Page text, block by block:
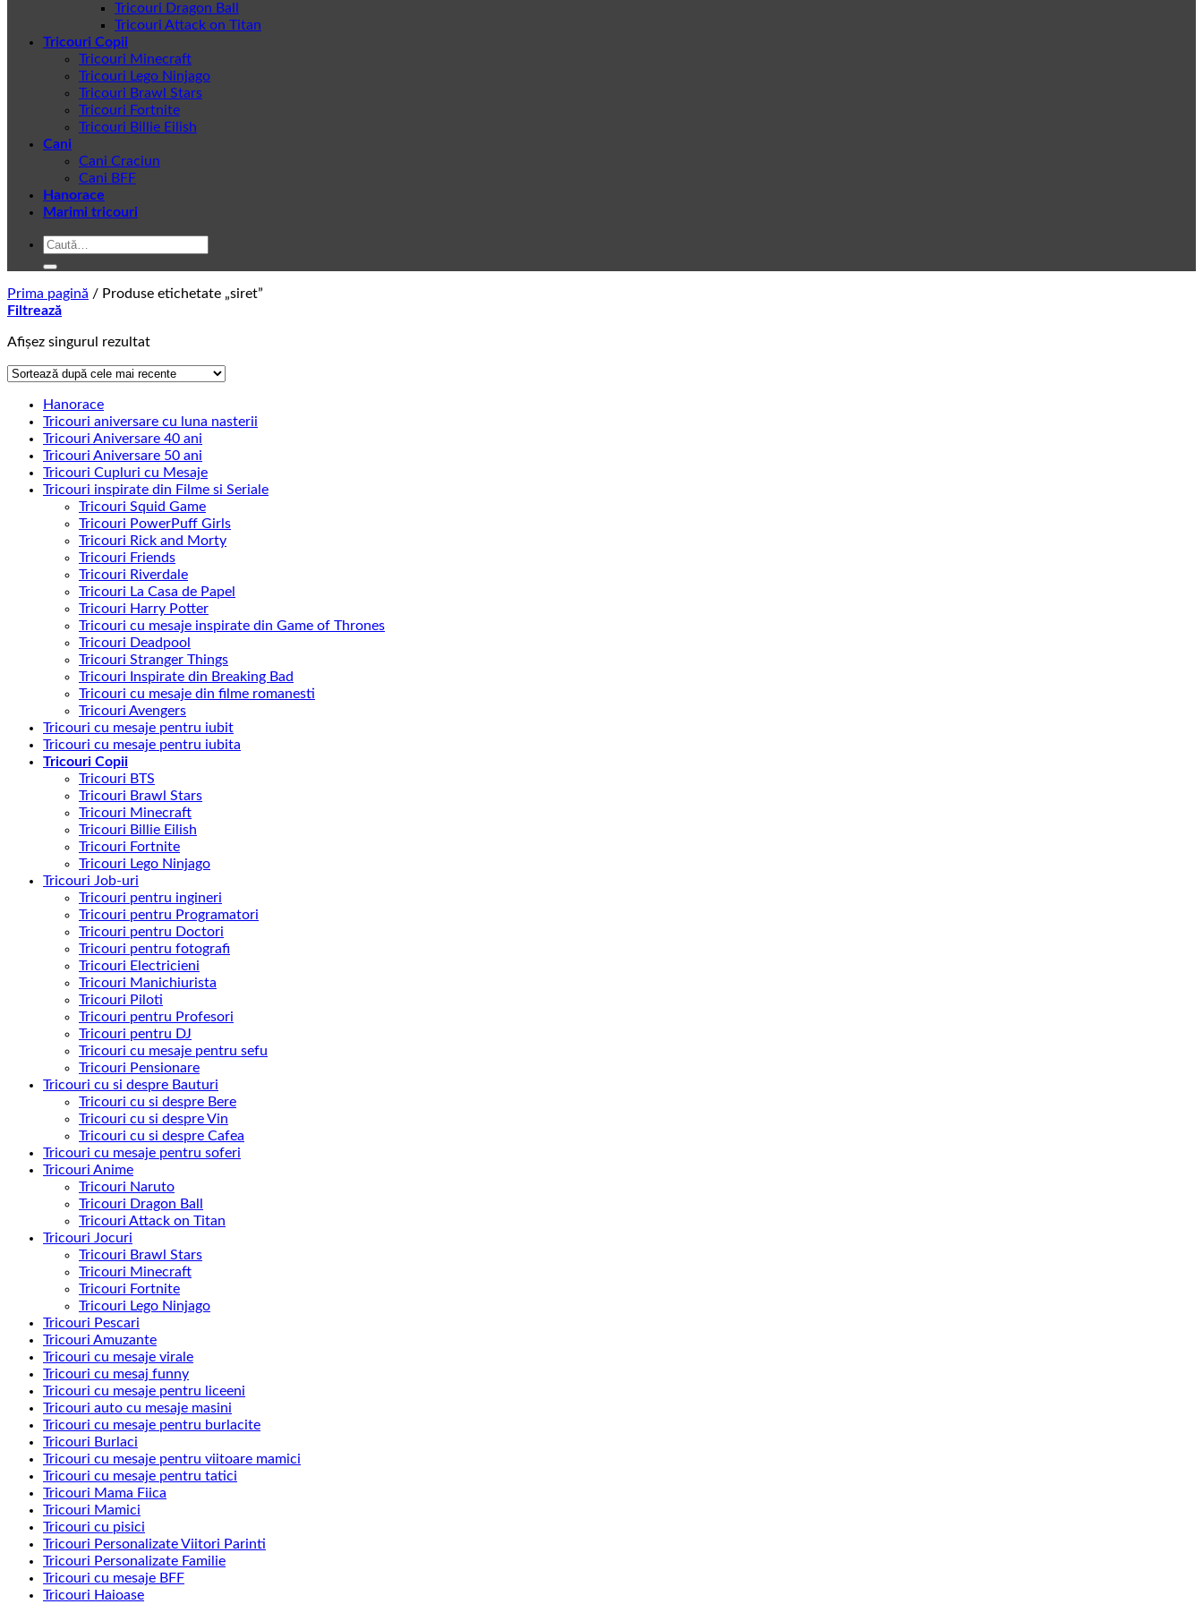
Tricouri Dragon Ball
Tricouri Attack on Titan
Tricouri Copii
Tricouri Minecraft
Tricouri Lego Ninjago
Tricouri Brawl Stars
Tricouri Fortnite
Tricouri Billie Eilish
Cani
Cani Craciun
Cani BFF
Hanorace
Marimi tricouri
Caută
Prima pagină / Produse etichetate „siret”
Filtrează
Afișez singurul rezultat
Hanorace
Tricouri aniversare cu luna nasterii
Tricouri Aniversare 40 ani
Tricouri Aniversare 50 ani
Tricouri Cupluri cu Mesaje
Tricouri inspirate din Filme si Seriale
Tricouri Squid Game
Tricouri PowerPuff Girls
Tricouri Rick and Morty
Tricouri Friends
Tricouri Riverdale
Tricouri La Casa de Papel
Tricouri Harry Potter
Tricouri cu mesaje inspirate din Game of Thrones
Tricouri Deadpool
Tricouri Stranger Things
Tricouri Inspirate din Breaking Bad
Tricouri cu mesaje din filme romanesti
Tricouri Avengers
Tricouri cu mesaje pentru iubit
Tricouri cu mesaje pentru iubita
Tricouri Copii
Tricouri BTS
Tricouri Brawl Stars
Tricouri Minecraft
Tricouri Billie Eilish
Tricouri Fortnite
Tricouri Lego Ninjago
Tricouri Job-uri
Tricouri pentru ingineri
Tricouri pentru Programatori
Tricouri pentru Doctori
Tricouri pentru fotografi
Tricouri Electricieni
Tricouri Manichiurista
Tricouri Piloti
Tricouri pentru Profesori
Tricouri pentru DJ
Tricouri cu mesaje pentru sefu
Tricouri Pensionare
Tricouri cu si despre Bauturi
Tricouri cu si despre Bere
Tricouri cu si despre Vin
Tricouri cu si despre Cafea
Tricouri cu mesaje pentru soferi
Tricouri Anime
Tricouri Naruto
Tricouri Dragon Ball
Tricouri Attack on Titan
Tricouri Jocuri
Tricouri Brawl Stars
Tricouri Minecraft
Tricouri Fortnite
Tricouri Lego Ninjago
Tricouri Pescari
Tricouri Amuzante
Tricouri cu mesaje virale
Tricouri cu mesaj funny
Tricouri cu mesaje pentru liceeni
Tricouri auto cu mesaje masini
Tricouri cu mesaje pentru burlacite
Tricouri Burlaci
Tricouri cu mesaje pentru viitoare mamici
Tricouri cu mesaje pentru tatici
Tricouri Mama Fiica
Tricouri Mamici
Tricouri cu pisici
Tricouri Personalizate Viitori Parinti
Tricouri Personalizate Familie
Tricouri cu mesaje BFF
Tricouri Haioase